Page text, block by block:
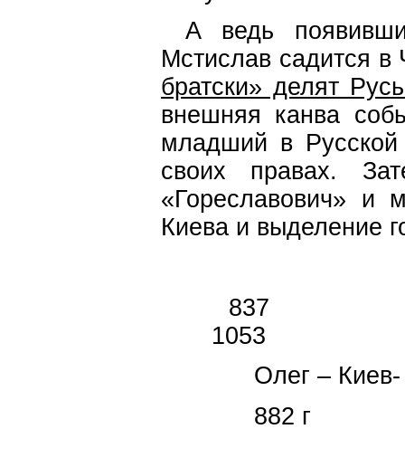
А ведь
Мстислав садится
братски» делят
внешняя канва
младший в
своих правах.
«Гореславович» и
Киева и выделение
1053
Олег – Киев-
882 г